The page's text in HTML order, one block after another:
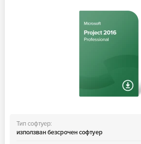
Тип софтуер:
използван безсрочен софтуер